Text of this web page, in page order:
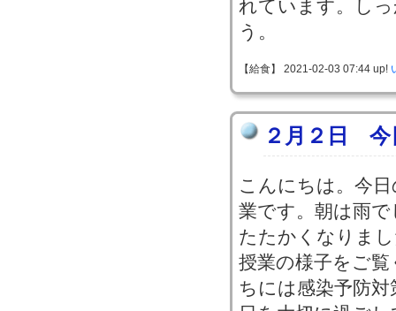
れています。し
う。
【給食】 2021-02-03 07:44 up!
２月２日 今
こんにちは。今
業です。朝は雨
たたかくなりま
授業の様子をご
ちには感染予防